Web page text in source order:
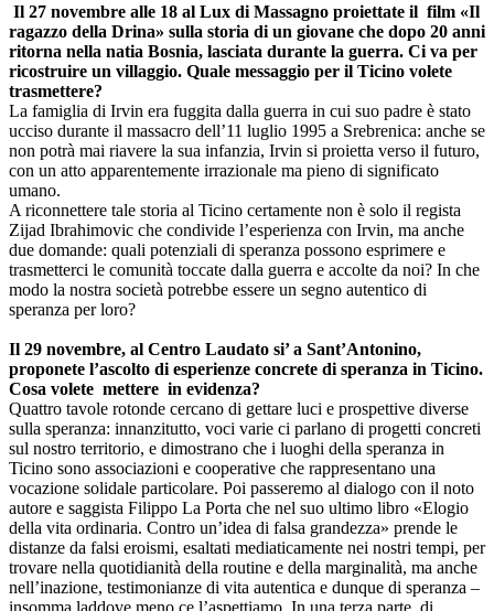
Il 27 novembre alle 18 al Lux di Massagno proiettate il film «Il
ragazzo della Drina» sulla storia di un giovane che dopo 20 anni
ritorna nella natia Bosnia, lasciata durante la guerra. Ci va per
ricostruire un villaggio. Quale messaggio per il Ticino volete
trasmettere?
La famiglia di Irvin era fuggita dalla guerra in cui suo padre è stato
ucciso durante il massacro dell’11 luglio 1995 a Srebrenica: anche se
non potrà mai riavere la sua infanzia, Irvin si proietta verso il futuro,
con un atto apparentemente irrazionale ma pieno di significato
umano.
A riconnettere tale storia al Ticino certamente non è solo il regista
Zijad Ibrahimovic che condivide l’esperienza con Irvin, ma anche
due domande: quali potenziali di speranza possono esprimere e
trasmetterci le comunità toccate dalla guerra e accolte da noi? In che
modo la nostra società potrebbe essere un segno autentico di
speranza per loro?
Il 29 novembre, al Centro Laudato si’ a Sant’Antonino,
proponete l’ascolto di esperienze concrete di speranza in Ticino.
Cosa volete mettere in evidenza?
Quattro tavole rotonde cercano di gettare luci e prospettive diverse
sulla speranza: innanzitutto, voci varie ci parlano di progetti concreti
sul nostro territorio, e dimostrano che i luoghi della speranza in
Ticino sono associazioni e cooperative che rappresentano una
vocazione solidale particolare. Poi passeremo al dialogo con il noto
autore e saggista Filippo La Porta che nel suo ultimo libro «Elogio
della vita ordinaria. Contro un’idea di falsa grandezza» prende le
distanze da falsi eroismi, esaltati mediaticamente nei nostri tempi, per
trovare nella quotidianità della routine e della marginalità, ma anche
nell’inazione, testimonianze di vita autentica e dunque di speranza –
insomma laddove meno ce l’aspettiamo. In una terza parte, di